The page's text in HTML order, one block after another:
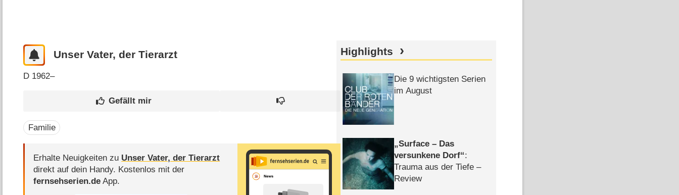
Unser Vater, der Tierarzt
D 1962–
Familie
Erhalte Neuigkeiten zu Unser Vater, der Tierarzt
direkt auf dein Handy. Kostenlos mit der
fernsehserien.de App.
Highlights
Die 9 wichtigsten Serien
im August
Surface – Das
versunkene Dorf :
Trauma aus der Tiefe –
Review